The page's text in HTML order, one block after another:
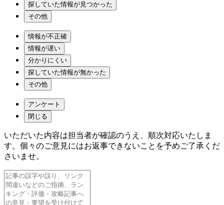
探していた情報が見つかった
その他
情報が不正確
情報が遅い
分かりにくい
探していた情報が無かった
その他
アンケート
閉じる
いただいた内容は担当者が確認のうえ、順次対応いたしま
す。個々のご意見にはお返事できないことを予めご了承くだ
さいませ。